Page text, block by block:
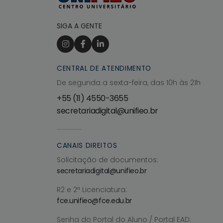
SIGA A GENTE
CENTRAL DE ATENDIMENTO
De segunda a sexta-feira, das 10h às 21h
+55 (11) 4550-3655
secretariadigital@unifieo.br
CANAIS DIREITOS
Solicitação de documentos:
secretariadigital@unifieo.br
R2 e 2ª Licenciatura:
fce.unifieo@fce.edu.br
Senha do Portal do Aluno / Portal EAD: